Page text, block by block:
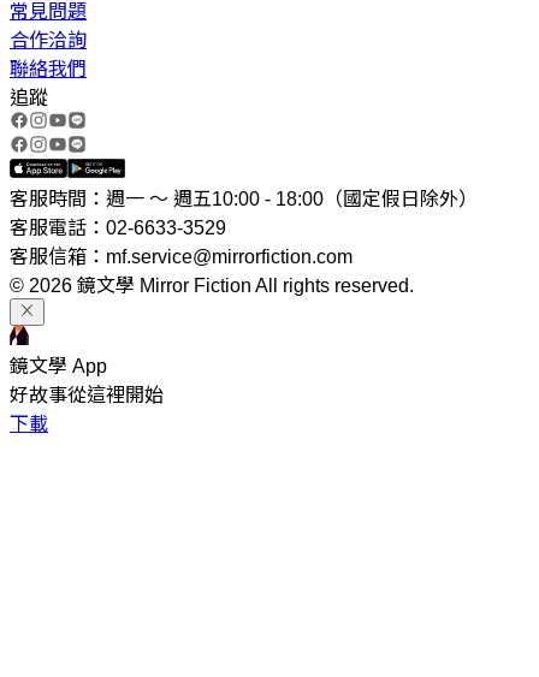
常見問題
合作洽詢
聯絡我們
追蹤
客服時間：週一 ～ 週五10:00 - 18:00（國定假日除外）
客服電話：02-6633-3529
客服信箱：mf.service@mirrorfiction.com
© 2026 鏡文學 Mirror Fiction All rights reserved.
鏡文學 App
好故事從這裡開始
下載